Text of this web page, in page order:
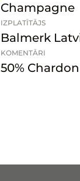
Champagne
IZPLATĪTĀJS
Balmerk
KOMENTĀRI
50%